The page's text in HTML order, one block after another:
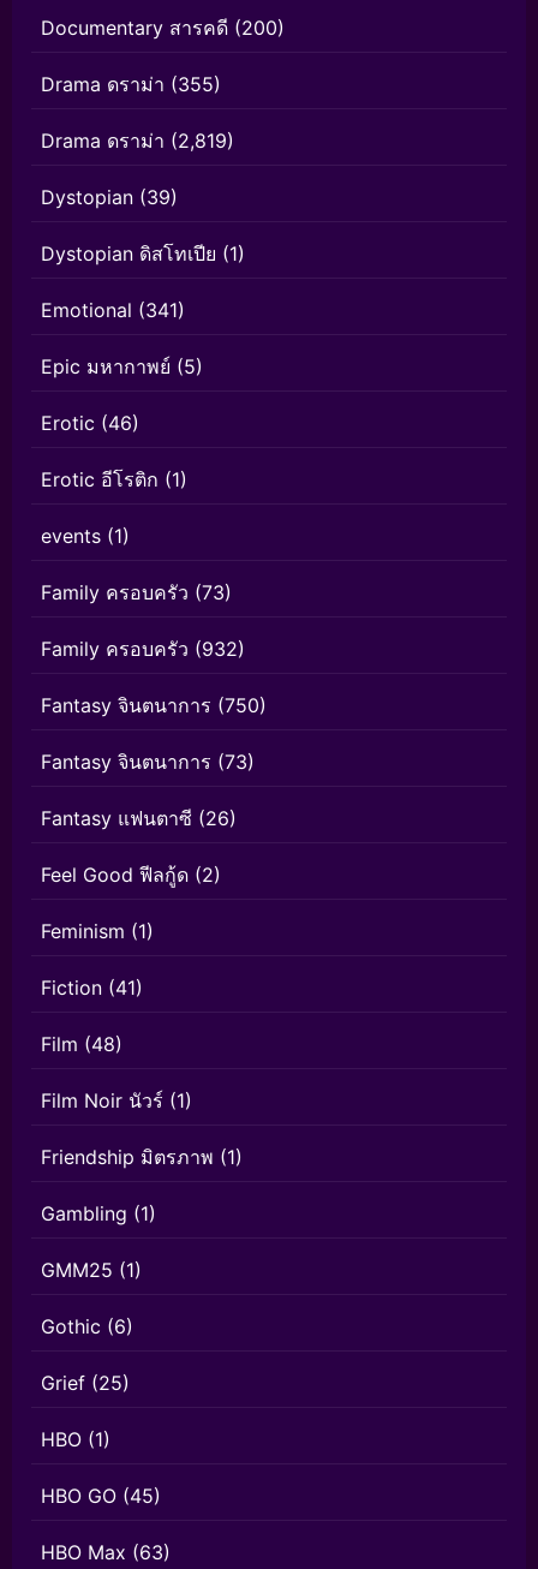
Documentary สารคดี (200)
Drama ดราม่า (355)
Drama ดราม่า (2,819)
Dystopian (39)
Dystopian ดิสโทเปีย (1)
Emotional (341)
Epic มหากาพย์ (5)
Erotic (46)
Erotic อีโรติก (1)
events (1)
Family ครอบครัว (73)
Family ครอบครัว (932)
Fantasy จินตนาการ (750)
Fantasy จินตนาการ (73)
Fantasy แฟนตาซี (26)
Feel Good ฟีลกู้ด (2)
Feminism (1)
Fiction (41)
Film (48)
Film Noir นัวร์ (1)
Friendship มิตรภาพ (1)
Gambling (1)
GMM25 (1)
Gothic (6)
Grief (25)
HBO (1)
HBO GO (45)
HBO Max (63)